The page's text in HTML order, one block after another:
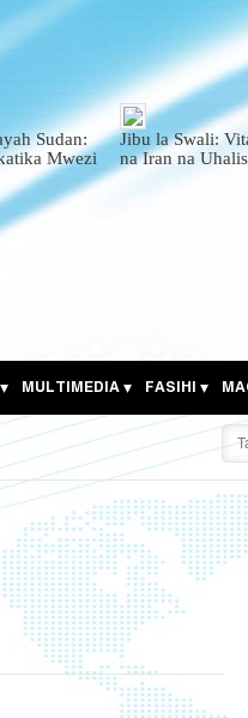
Sudan:
Mwezi
Jibu la Swali:
na Iran na
MULTIMEDIA FASIHI